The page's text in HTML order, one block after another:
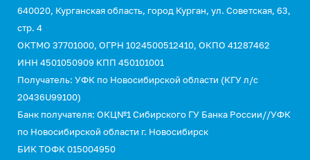
640020, Курганская область, город Курган, ул. Советская, 63,
стр. 4
ОКТМО 37701000, ОГРН 1024500512410, ОКПО 41287462
ИНН 4501050909 КПП 450101001
Получатель: УФК по Новосибирской области (КГУ л/с
20436U99100)
Банк получателя: ОКЦ№1 Сибирского ГУ Банка России//УФК
по Новосибирской области г. Новосибирск
БИК ТОФК 015004950